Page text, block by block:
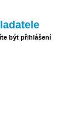
být přihlášení